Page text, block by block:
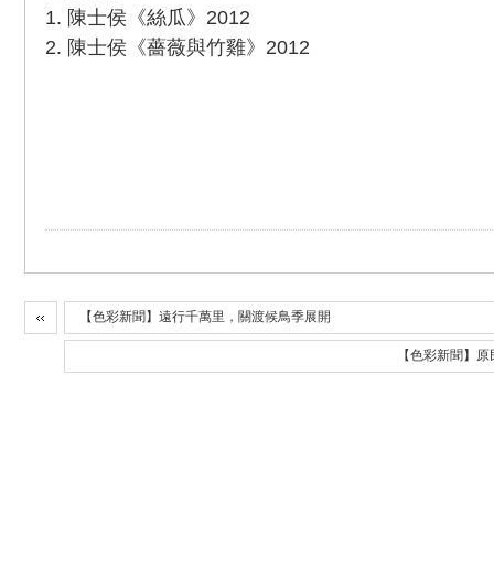
1. 陳士侯《絲瓜》2012
2. 陳士侯《薔薇與竹雞》2012
【色彩新聞】遠行千萬里，關渡候鳥季展開
【色彩新聞】